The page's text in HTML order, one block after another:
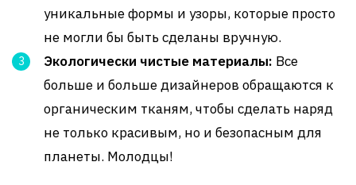
уникальные формы и узоры, которые просто
не могли бы быть сделаны вручную.
Экологически чистые материалы: Все
больше и больше дизайнеров обращаются к
органическим тканям, чтобы сделать наряд
не только красивым, но и безопасным для
планеты. Молодцы!